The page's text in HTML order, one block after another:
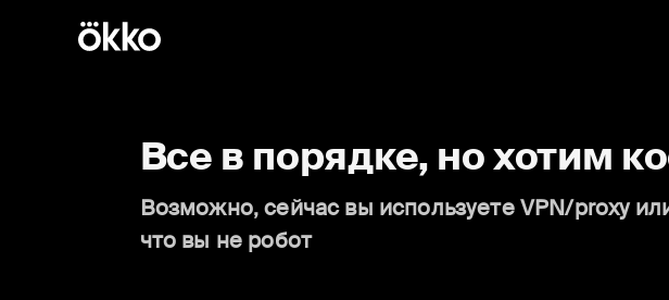
Все в порядке, но хотим
Возможно, сейчас вы используете VPN/proxy
что вы не робот